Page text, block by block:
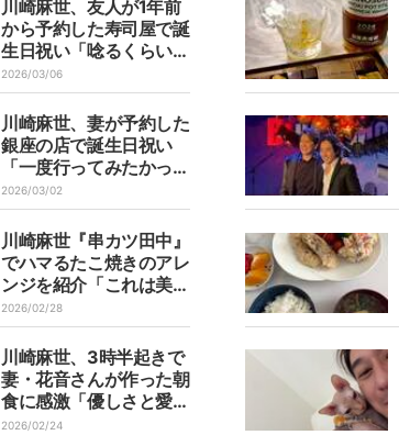
川崎麻世、友人が1年前
から予約した寿司屋で誕
生日祝い「唸るくらいの
美味さでした」
2026/03/06
川崎麻世、妻が予約した
銀座の店で誕生日祝い
「一度行ってみたかっ
た」
2026/03/02
川崎麻世『串カツ田中』
でハマるたこ焼きのアレ
ンジを紹介「これは美味
い」
2026/02/28
川崎麻世、3時半起きで
妻・花音さんが作った朝
食に感激「優しさと愛情
がこもった朝ご飯でし
2026/02/24